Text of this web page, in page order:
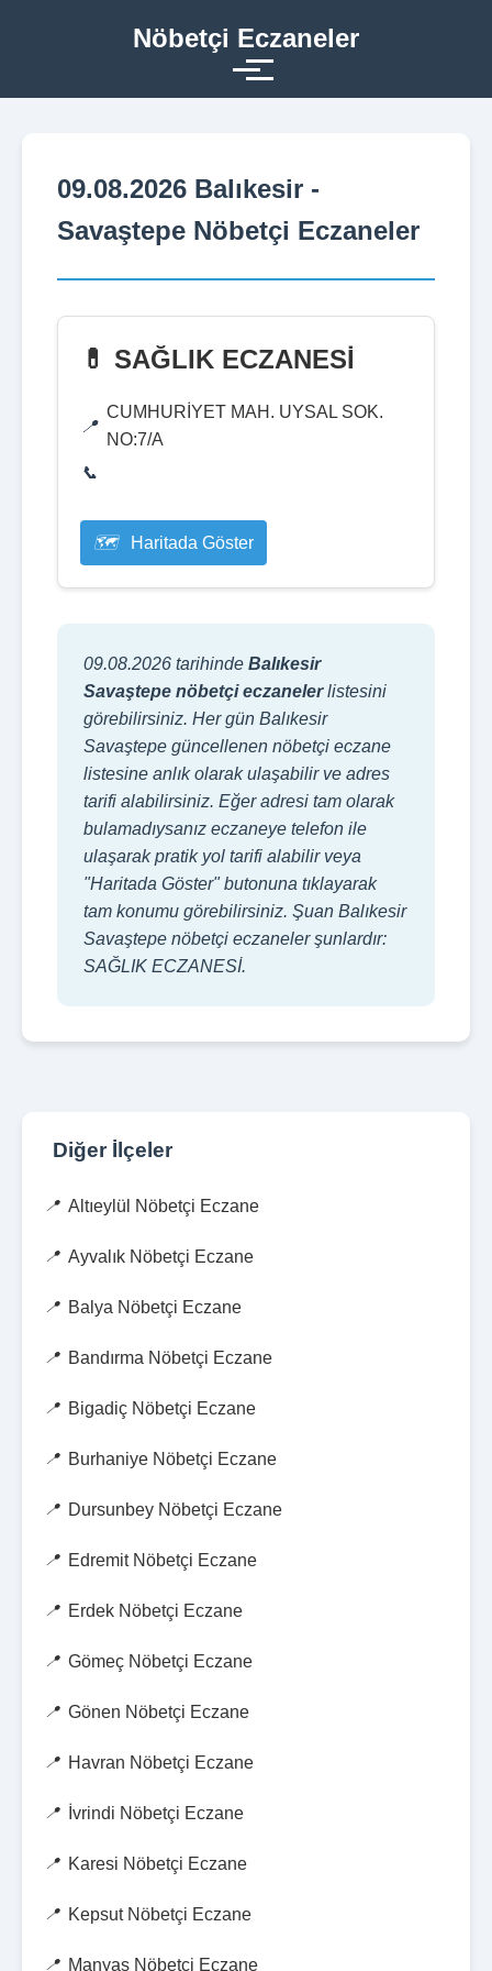
Nöbetçi Eczaneler
09.08.2026 Balıkesir -
Savaştepe Nöbetçi Eczaneler
💊 SAĞLIK ECZANESİ
CUMHURİYET MAH. UYSAL SOK.
NO:7/A
Haritada Göster
09.08.2026 tarihinde Balıkesir
Savaştepe nöbetçi eczanelerlistesini
görebilirsiniz. Her gün Balıkesir
Savaştepe güncellenen nöbetçi eczane
listesine anlık olarak ulaşabilir ve adres
tarifi alabilirsiniz. Eğer adresi tam olarak
bulamadıysanız eczaneye telefon ile
ulaşarak pratik yol tarifi alabilir veya
"Haritada Göster" butonuna tıklayarak
tam konumu görebilirsiniz. Şuan Balıkesir
Savaştepe nöbetçi eczaneler şunlardır:
SAĞLIK ECZANESİ.
Diğer İlçeler
Altıeylül Nöbetçi Eczane
Ayvalık Nöbetçi Eczane
Balya Nöbetçi Eczane
Bandırma Nöbetçi Eczane
Bigadiç Nöbetçi Eczane
Burhaniye Nöbetçi Eczane
Dursunbey Nöbetçi Eczane
Edremit Nöbetçi Eczane
Erdek Nöbetçi Eczane
Gömeç Nöbetçi Eczane
Gönen Nöbetçi Eczane
Havran Nöbetçi Eczane
İvrindi Nöbetçi Eczane
Karesi Nöbetçi Eczane
Kepsut Nöbetçi Eczane
Manyas Nöbetçi Eczane